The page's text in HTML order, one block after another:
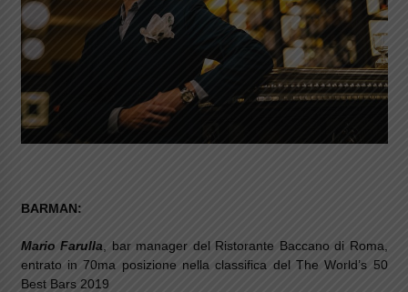
BARMAN:
Mario Farulla , bar manager del Ristorante Baccano di Roma,
entrato in 70ma posizione nella classifica del The World’s 50
Best Bars 2019